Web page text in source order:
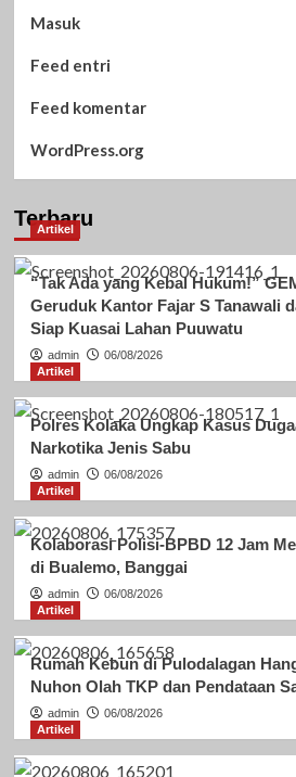
Masuk
Feed entri
Feed komentar
WordPress.org
Terbaru
Artikel
“Tak Ada yang Kebal Hukum!”
Geruduk Kantor Fajar S Tanawali
Siap Kuasai Lahan Puuwatu
admin
06/08/2026
Artikel
Polres Kolaka Ungkap Kasus
Narkotika Jenis Sabu
admin
06/08/2026
Artikel
Kolaborasi Polisi-BPBD 12 Jam
di Bualemo, Banggai
admin
06/08/2026
Artikel
Rumah Kebun di Pulodalagan
Nuhon Olah TKP dan Pendataan
admin
06/08/2026
Artikel